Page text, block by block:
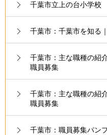
千葉市立上の台小学校
千葉市：千葉市を知る
千葉市：主な職種の紹
職員募集
千葉市：主な職種の紹
職員募集
千葉市：職員募集パン